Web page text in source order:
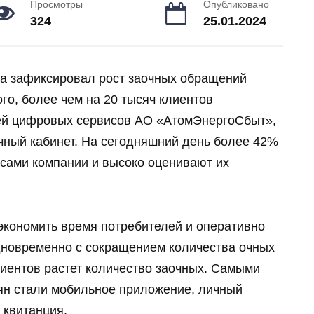
Просмотры
324
Опубликовано
25.01.2024
рост заочных обращений
более чем на 20 тысяч клиентов
цифровых сервисов АО «АтомЭнергоСбыт»,
кабинет. На сегодняшний день более 42%
компании и высоко оценивают их
время потребителей и оперативно
с сокращением количества очных
растет количество заочных. Самыми
стали мобильное приложение, личный